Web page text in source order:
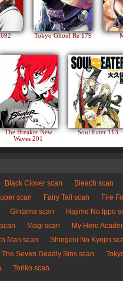
Tokyo Ghoul Re 179
The Breaker New
Waves 201
Soul Eater 113
Black Clover scan Bleach scan
scan Fairy Tail scan
Fire
Gintama scan Hajime No Ippo
Magi scan My Hero
Man scan Shingeki No Kyojin
The Seven Deadly Sins scan
Toriko scan